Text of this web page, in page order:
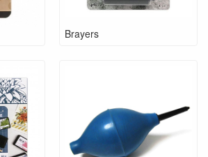
Brayers